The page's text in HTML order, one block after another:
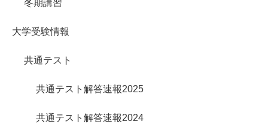
冬期講習
大学受験情報
共通テスト
共通テスト解答速報2025
共通テスト解答速報2024